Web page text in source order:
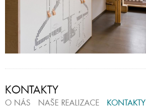
KONTAKTY
O NÁS NAŠE REALIZACE KONTAKTY